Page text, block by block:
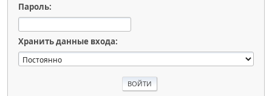
Пароль:
Хранить данные входа: